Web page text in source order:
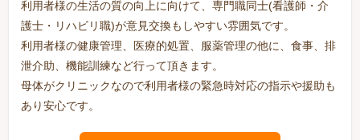
利用者様の生活の質の向上に向けて、専門職同士(看護師・介
護士・リハビリ職)が意見交換もしやすい雰囲気です。
利用者様の健康管理、医療的処置、服薬管理の他に、食事、排
泄介助、機能訓練など行って頂きます。
母体がクリニックなので利用者様の緊急時対応の指示や援助も
あり安心です。